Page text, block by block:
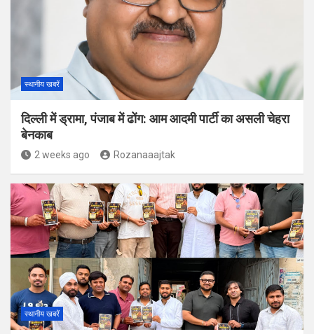
स्थानीय खबरें
दिल्ली में ड्रामा, पंजाब में ढोंग: आम आदमी पार्टी का असली चेहरा
बेनकाब
2 weeks ago Rozanaaajtak
स्थानीय खबरें